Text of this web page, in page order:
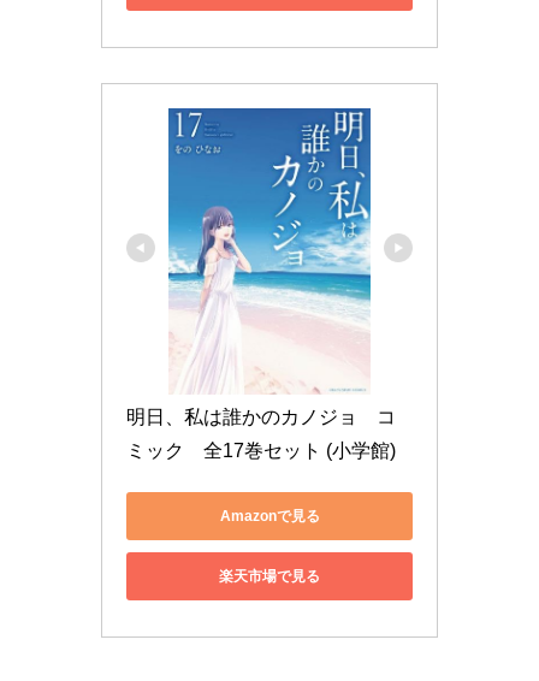
明日、私は誰かのカノジョ　コ
ミック　全17巻セット (小学館)
Amazonで見る
楽天市場で見る